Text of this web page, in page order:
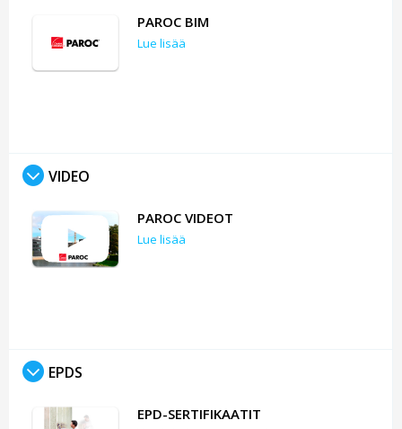
PAROC BIM
Lue lisää
VIDEO
PAROC VIDEOT
Lue lisää
EPDS
EPD-SERTIFIKAATIT